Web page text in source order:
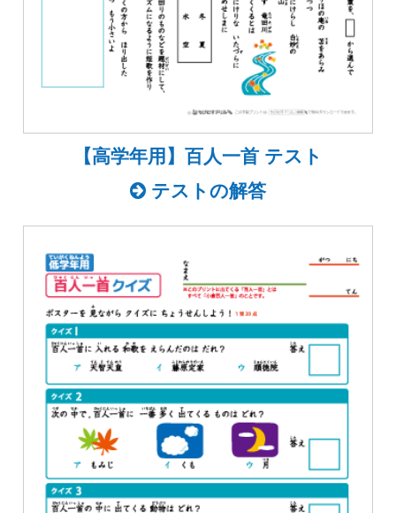
【高学年用】百人一首 テスト
テストの解答